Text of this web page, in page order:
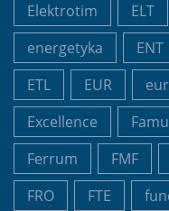
Elektrotim
ELT
energetyka
ENT
ETL
EUR
Excellence
Ferrum
FMF
FRO
FTE